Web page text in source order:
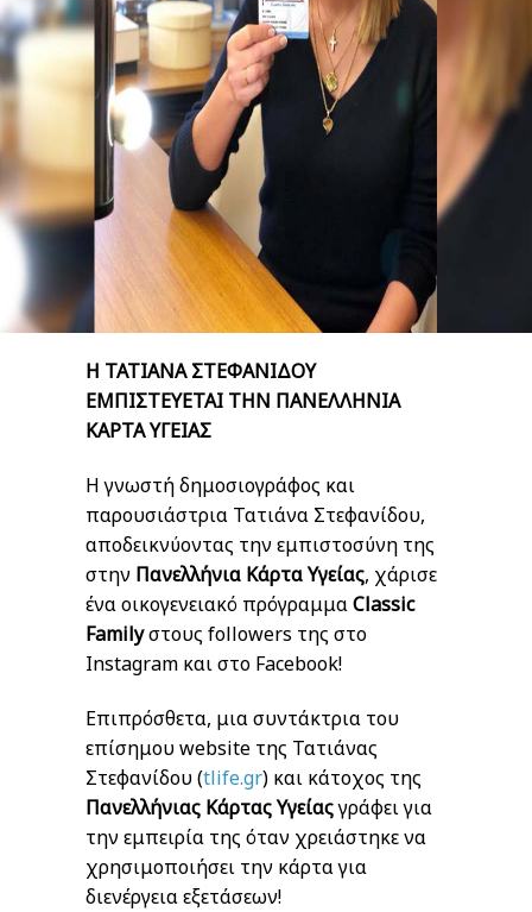
Η ΤΑΤΙΑΝΑ ΣΤΕΦΑΝΙΔΟΥ
ΕΜΠΙΣΤΕΥΕΤΑΙ ΤΗΝ ΠΑΝΕΛΛΗΝΙΑ
ΚΑΡΤΑ ΥΓΕΙΑΣ
Η γνωστή δημοσιογράφος και
παρουσιάστρια Τατιάνα Στεφανίδου,
αποδεικνύοντας την εμπιστοσύνη της
στην Πανελλήνια Κάρτα Υγείας, χάρισε
ένα οικογενειακό πρόγραμμαClassic
Familyστους followers της στο
Instagram και στο Facebοok!
Επιπρόσθετα, μια συντάκτρια του
επίσημου website της Τατιάνας
Στεφανίδου (tlife.gr) και κάτοχος της
Πανελλήνιας Κάρτας Υγείαςγράφει για
την εμπειρία της όταν χρειάστηκε να
χρησιμοποιήσει την κάρτα για
διενέργεια εξετάσεων!